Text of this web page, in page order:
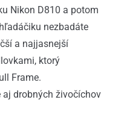
Nikon D810 a potom
nezbadáte
a najjasnejší
ktorý
Frame.
drobných živočíchov